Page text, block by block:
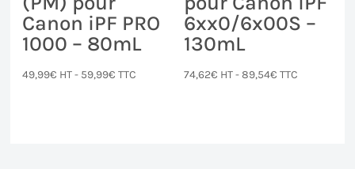
Canon iPF PRO
1000 – 80mL
49,99€ HT - 59,99€ TTC
6xx0/6x00S –
130mL
74,62€ HT -89,54€ TTC